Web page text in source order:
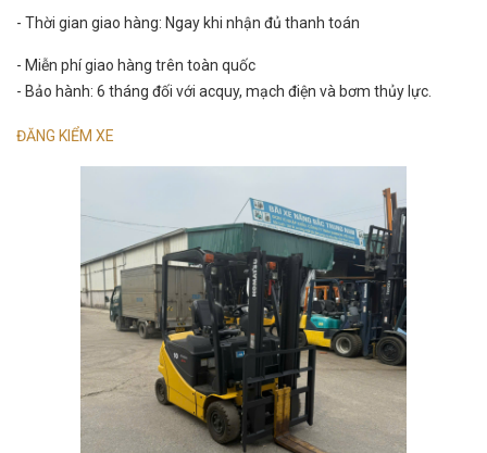
- Thời gian giao hàng: Ngay khi nhận đủ thanh toán
- Miễn phí giao hàng trên toàn quốc
- Bảo hành: 6 tháng đối với acquy, mạch điện và bơm thủy lực.
ĐĂNG KIỂM XE